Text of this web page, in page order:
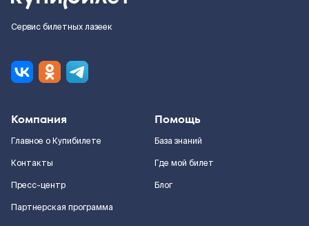
Сервис билетных лазеек
Компания
Главное о Купибилете
Контакты
Пресс-центр
Партнерская программа
Помощь
База знаний
Где мой билет
Блог